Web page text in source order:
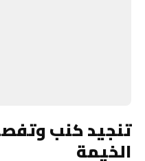
تنجيد كنب
الخيمة